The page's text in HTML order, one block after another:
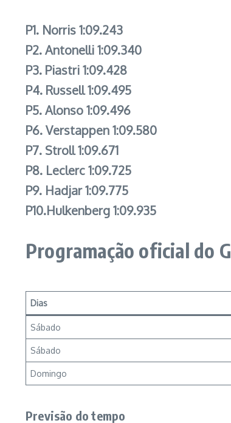
P1. Norris 1:09.243
P2. Antonelli 1:09.340
P3. Piastri 1:09.428
P4. Russell 1:09.495
P5. Alonso 1:09.496
P6. Verstappen 1:09.580
P7. Stroll 1:09.671
P8. Leclerc 1:09.725
P9. Hadjar 1:09.775
P10.Hulkenberg 1:09.935
Programação oficial do
Dias
Sábado
Sábado
Domingo
Previsão do tempo